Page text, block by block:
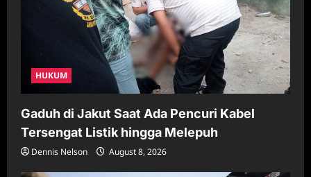
HUKUM
Gaduh di Jakut Saat Ada Pencuri Kabel
Tersengat Listik hingga Melepuh
Dennis Nelson August 8, 2026